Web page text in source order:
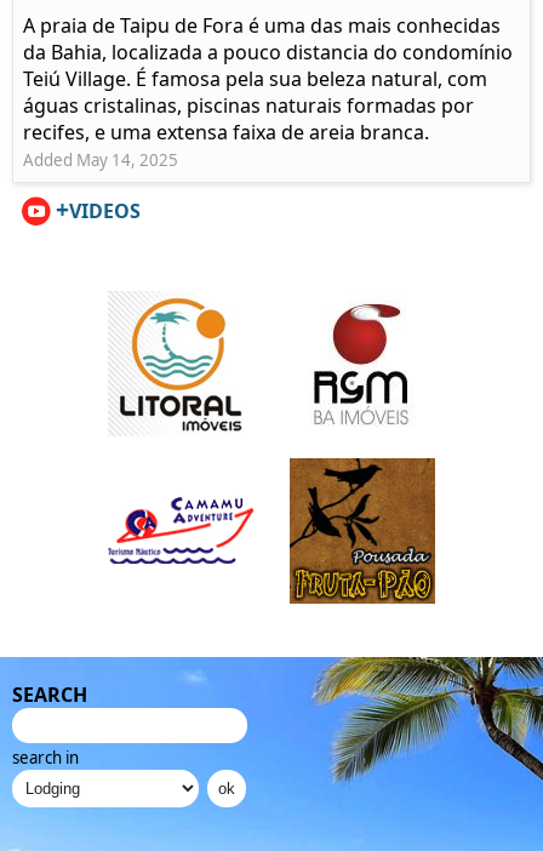
A praia de Taipu de Fora é uma das mais conhecidas
da Bahia, localizada a pouco distancia do condomínio
Teiú Village. É famosa pela sua beleza natural, com
águas cristalinas, piscinas naturais formadas por
recifes, e uma extensa faixa de areia branca.
Added May 14, 2025
+VIDEOS
SEARCH
search in